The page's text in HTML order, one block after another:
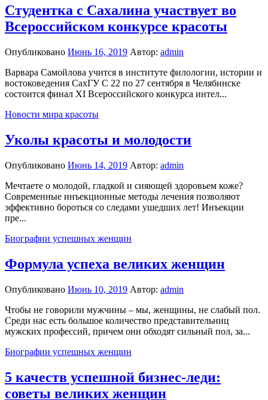
Студентка с Сахалина участвует во
Всероссийском конкурсе красоты
Опубликовано Июнь 16, 2019 Автор: admin
Варвара Самойлова учится в институте филологии, истории и
востоковедения СахГУ С 22 по 27 сентября в Челябинске
состоится финал XI Всероссийского конкурса интел...
Новости мира красоты
Уколы красоты и молодости
Опубликовано Июнь 14, 2019 Автор: admin
Мечтаете о молодой, гладкой и сияющей здоровьем коже?
Современные инъекционные методы лечения позволяют
эффективно бороться со следами ушедших лет! Инъекции
пре...
Биографии успешных женщин
Формула успеха великих женщин
Опубликовано Июнь 10, 2019 Автор: admin
Чтобы не говорили мужчины – мы, женщины, не слабый пол.
Среди нас есть большое количество представительниц
мужских профессий, причем они обходят сильный пол, за...
Биографии успешных женщин
5 качеств успешной бизнес-леди:
советы великих женщин